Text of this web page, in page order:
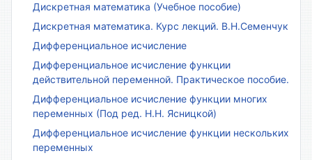
Дискретная математика (Учебное пособие)
Дискретная математика. Курс лекций. В.Н.Семенчук
Дифференциальное исчисление
Дифференциальное исчисление функции
действительной переменной. Практическое пособие.
Дифференциальное исчисление функции многих
переменных (Под ред. Н.Н. Ясницкой)
Дифференциальное исчисление функции нескольких
переменных